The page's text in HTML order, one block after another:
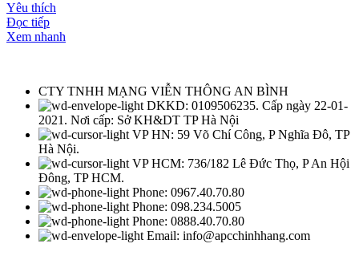
Yêu thích
Đọc tiếp
Xem nhanh
CTY TNHH MẠNG VIỄN THÔNG AN BÌNH
DKKD: 0109506235. Cấp ngày 22-01-
2021. Nơi cấp: Sở KH&DT TP Hà Nội
VP HN: 59 Võ Chí Công, P Nghĩa Đô, TP
Hà Nội.
VP HCM: 736/182 Lê Đức Thọ, P An Hội
Đông, TP HCM.
Phone: 0967.40.70.80
Phone: 098.234.5005
Phone: 0888.40.70.80
Email: info@apcchinhhang.com